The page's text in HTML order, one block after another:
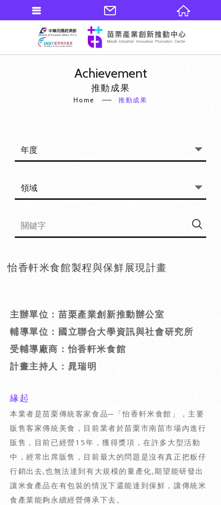
Achievement
推動成果
Home 推動成果
怡香軒米食館製程與保鮮展現計畫
主辦單位：苗栗產業創新推動辦公室
輔導單位：國立聯合大學資訊與社會研究所
受輔導廠商：怡香軒米食館
計畫主持人：晁瑞明
緣起
本業者是苗栗傳統客家食品─「怡香軒米食館」，主要
販售客家傳統美食，目前業者於苗栗市南苗市場內進行
販售，目前已經營15年，獲得獎項，在許多大型活動
中，經常出席販售，目前最大的問題是沒有真正把粄仔
行銷出去,也無法達到有大規模的量產化,期望能研發出
讓米食產品在有包裝的情況下還能達到保鮮，讓傳統米
食產業能夠永續經營傳承下去。